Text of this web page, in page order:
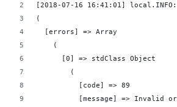
[2018-07-16 16:41:01]
(
  [errors] => Array
    (
      [0] => stdClass Object
        (
          [code] => 89
[message] => Invalid